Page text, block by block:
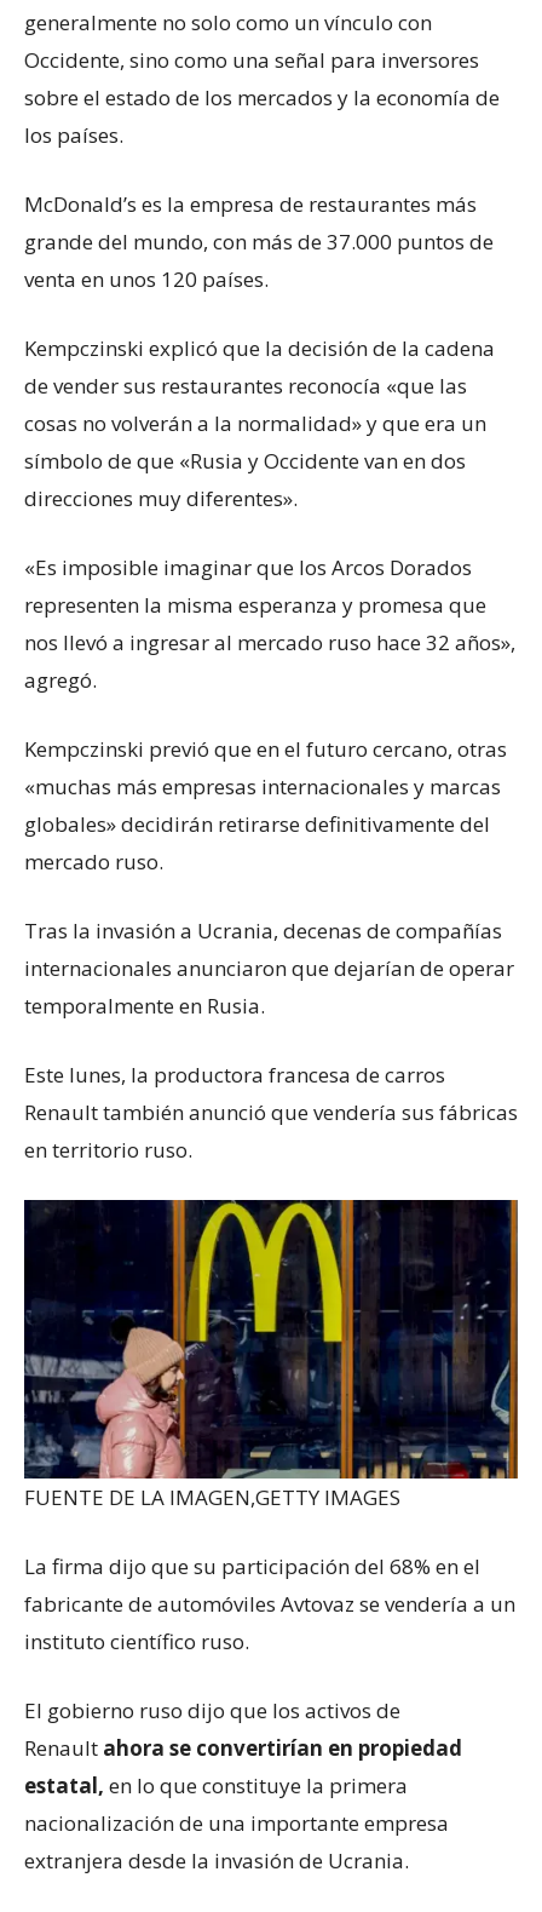
generalmente no solo como un vínculo con
Occidente, sino como una señal para inversores
sobre el estado de los mercados y la economía de
los países.
McDonald’s es la empresa de restaurantes más
grande del mundo, con más de 37.000 puntos de
venta en unos 120 países.
Kempczinski explicó que la decisión de la cadena
de vender sus restaurantes reconocía «que las
cosas no volverán a la normalidad» y que era un
símbolo de que «Rusia y Occidente van en dos
direcciones muy diferentes».
«Es imposible imaginar que los Arcos Dorados
representen la misma esperanza y promesa que
nos llevó a ingresar al mercado ruso hace 32 años»,
agregó.
Kempczinski previó que en el futuro cercano, otras
«muchas más empresas internacionales y marcas
globales» decidirán retirarse definitivamente del
mercado ruso.
Tras la invasión a Ucrania, decenas de compañías
internacionales anunciaron que dejarían de operar
temporalmente en Rusia.
Este lunes, la productora francesa de carros
Renault también anunció que vendería sus fábricas
en territorio ruso.
FUENTE DE LA IMAGEN,GETTY IMAGES
La firma dijo que su participación del 68% en el
fabricante de automóviles Avtovaz se vendería a un
instituto científico ruso.
El gobierno ruso dijo que los activos de
Renault ahora se convertirían en propiedad
estatal, en lo que constituye la primera
nacionalización de una importante empresa
extranjera desde la invasión de Ucrania.